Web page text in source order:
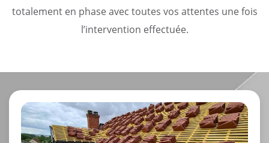
totalement en phase avec toutes vos attentes une fois
l’intervention effectuée.